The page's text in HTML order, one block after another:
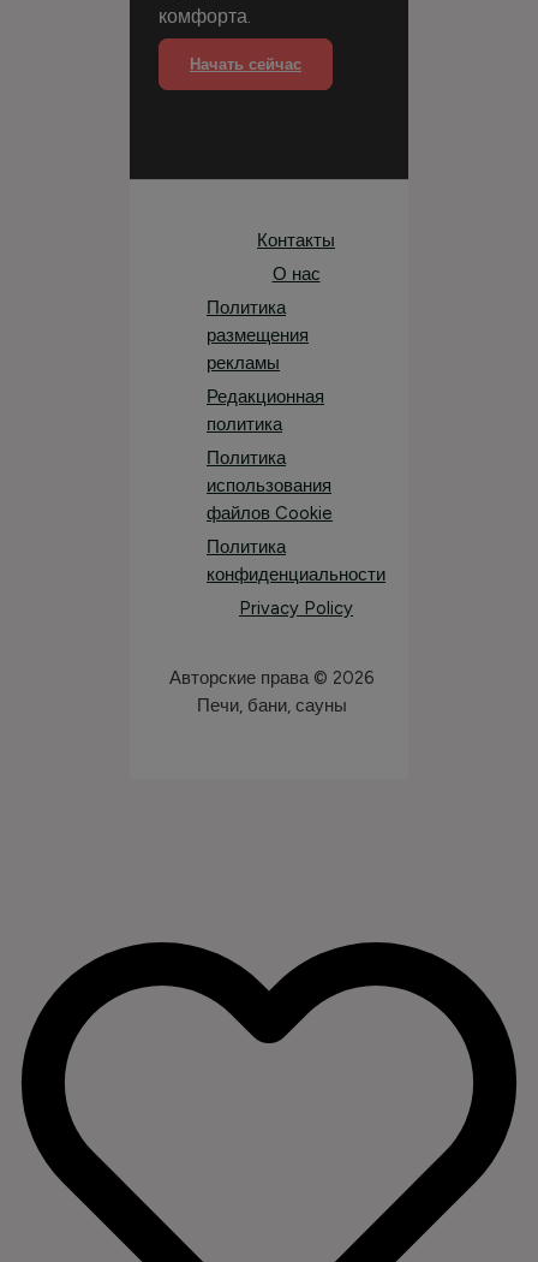
комфорта.
Начать сейчас
Контакты
О нас
Политика
размещения
рекламы
Редакционная
политика
Политика
использования
файлов Cookie
Политика
конфиденциальности
Privacy Policy
Авторские права © 2026
Печи, бани, сауны